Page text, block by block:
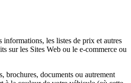
les listes de prix et autres
sur les Sites Web ou le e-commerce ou
brochures, documents ou autrement